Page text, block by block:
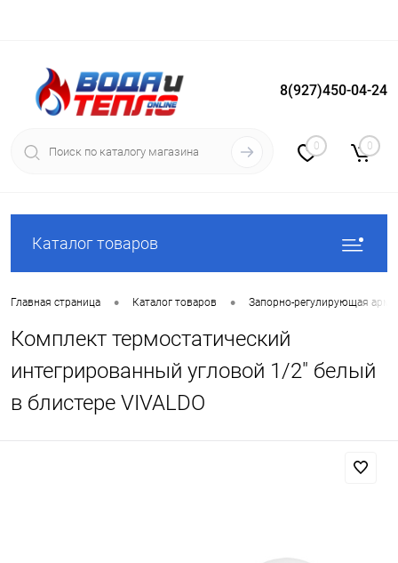
Вход Регистрация
8(927)450-04-24
0 0
Каталог товаров
Главная страница • Каталог товаров • Запорно-регулирующая
Комплект термостатический
интегрированный угловой 1/2" белый
в блистере VIVALDO